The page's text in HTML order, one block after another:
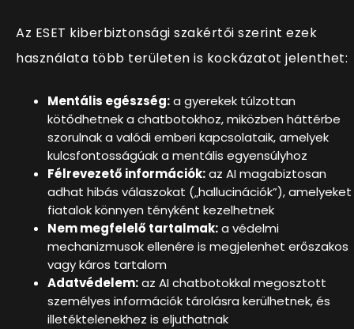
Az ESET kiberbiztonsági szakértői szerint ezek
használata több területen is kockázatot jelenthet:
Mentális egészség:a gyerekek túlzottan
kötődhetnek a chatbotokhoz, miközben háttérbe
szorulnak a valódi emberi kapcsolataik, amelyek
kulcsfontosságúak a mentális egyensúlyhoz
Félrevezető információk:az AI magabiztosan
adhat hibás válaszokat („hallucinációk”),
fiatalok könnyen tényként kezelhetnek
Nem megfelelő tartalmak:a védelmi
mechanizmusok ellenére is megjelenhet erőszakos
vagy káros tartalom
Adatvédelem:az AI chatbotokkal megosztott
személyes információk tárolásra kerülhetnek, és
illetéktelenekhez is eljuthatnak